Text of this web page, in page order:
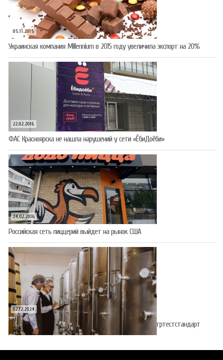
05.11.2015
Украинская компания Millennium в 2015 году увеличила экспорт на 20%
22.02.2016
ФАС Красноярска не нашла нарушений у сети «ЁбиДоёби»
24.02.2016
Российская сеть пиццерий выйдет на рынок США
02.12.2024
Виробництво алкоголю і тютюну атестуватиме Укрметртестстандарт